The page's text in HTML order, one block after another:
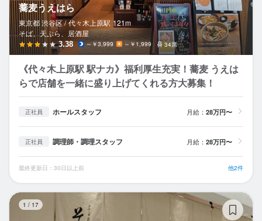
蕎麦うえはら
東京都 渋谷区 / 代々木上原駅 121m
そば、天ぷら、居酒屋
3.38 ～￥3,999 ～￥1,999 34席
《代々木上原駅 駅ナカ》福利厚生充実！蕎麦 うえは
らで店舗を一緒に盛り上げてくれる方大募集！
正社員 ホールスタッフ 月給： 28万円〜
正社員 調理師・調理スタッフ 月給： 28万円〜
最終更新日：30日以上前 他2件
1 / 17